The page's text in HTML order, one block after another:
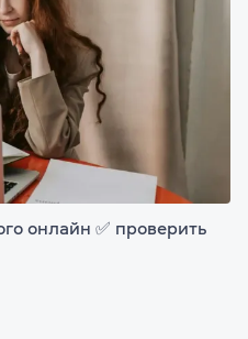
онлайн ✅ проверить